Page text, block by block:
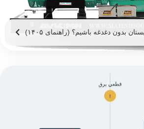
بدون دغدغه باشیم؟ (راهنمای ۱۴۰۵)